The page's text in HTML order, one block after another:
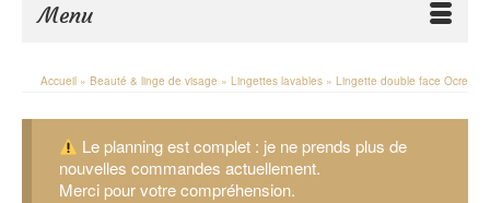
Menu
Accueil » Beauté & linge de visage » Lingettes lavables » Lingette double face Ocre
Le planning est complet : je ne prends plus de
nouvelles commandes actuellement.
Merci pour votre compréhension.